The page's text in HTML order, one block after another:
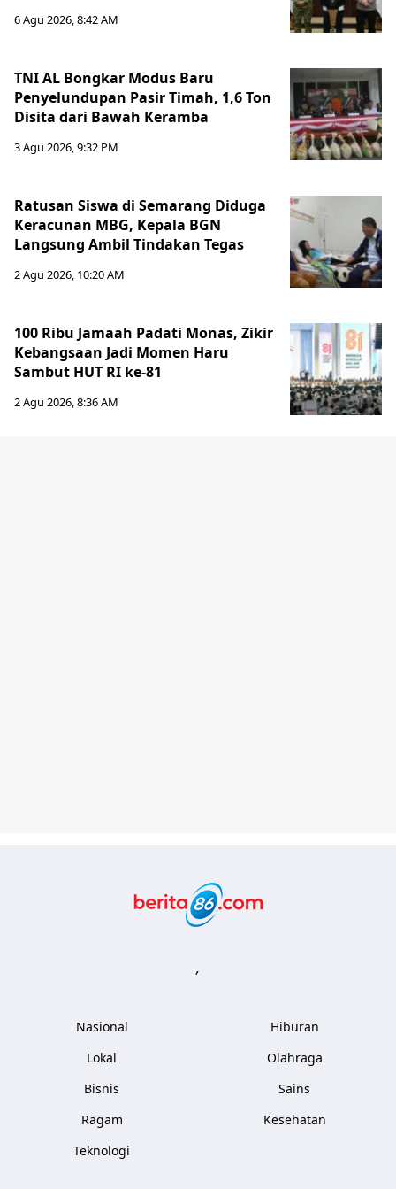
6 Agu 2026, 8:42 AM
TNI AL Bongkar Modus Baru
Penyelundupan Pasir Timah, 1,6 Ton
Disita dari Bawah Keramba
3 Agu 2026, 9:32 PM
Ratusan Siswa di Semarang Diduga
Keracunan MBG, Kepala BGN
Langsung Ambil Tindakan Tegas
2 Agu 2026, 10:20 AM
100 Ribu Jamaah Padati Monas, Zikir
Kebangsaan Jadi Momen Haru
Sambut HUT RI ke-81
2 Agu 2026, 8:36 AM
,
Nasional
Lokal
Bisnis
Ragam
Teknologi
Hiburan
Olahraga
Sains
Kesehatan